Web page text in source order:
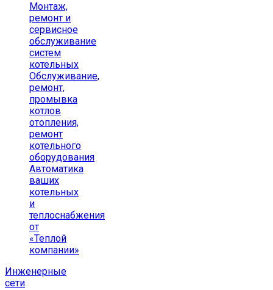
Монтаж,
ремонт и
сервисное
обслуживание
систем
котельных
Обслуживание,
ремонт,
промывка
котлов
отопления,
ремонт
котельного
оборудования
Автоматика
ваших
котельных
и
теплоснабжения
от
«Теплой
компании»
Инженерные
сети